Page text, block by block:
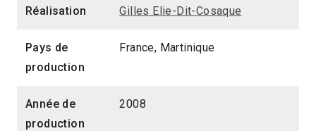
Réalisation Gilles Elie-Dit-Cosaque
Pays de
production
France, Martinique
Année de
production
2008